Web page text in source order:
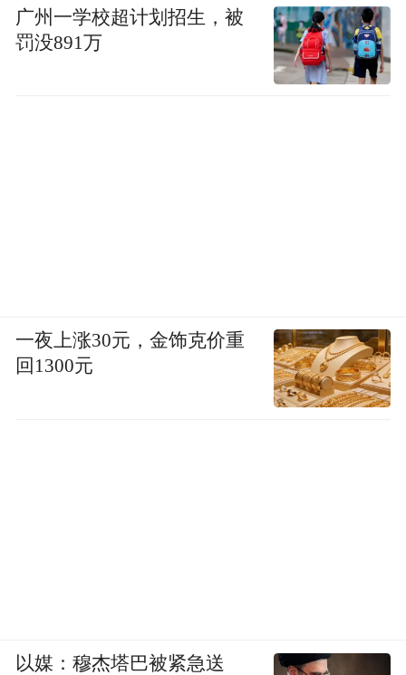
广州一学校超计划招生，被
罚没891万
一夜上涨30元，金饰克价重
回1300元
以媒：穆杰塔巴被紧急送